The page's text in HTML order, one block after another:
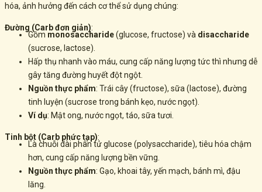
hóa, ảnh hưởng đến cách cơ thể sử dụng chúng:
Đường (Carb đơn giản):
Gồm monosaccharide(glucose, fructose) và disaccharide
(sucrose, lactose).
Hấp thụ nhanh vào máu, cung cấp năng lượng tức thì nhưng dễ
gây tăng đường huyết đột ngột.
Nguồn thực phẩm: Trái cây (fructose), sữa (lactose), đường
tinh luyện (sucrose trong bánh kẹo, nước ngọt).
Ví dụ: Mật ong, nước ngọt, táo, sữa tươi.
Tinh bột (Carb phức tạp):
Là chuỗi dài phân tử glucose (polysaccharide), tiêu hóa chậm
hơn, cung cấp năng lượng bền vững.
Nguồn thực phẩm: Gạo, khoai tây, yến mạch, bánh mì, đậu
lăng.